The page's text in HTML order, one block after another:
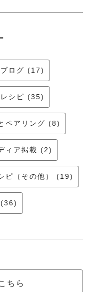
ログ (17)
シピ (35)
ペアリング (8)
ィア掲載 (2)
ピ（その他） (19)
ちら